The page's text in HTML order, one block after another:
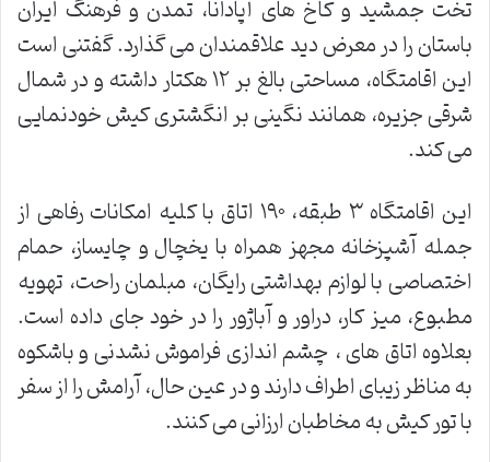
تخت جمشید و کاخ های آپادانا، تمدن و فرهنگ ایران
باستان را در معرض دید علاقمندان می گذارد. گفتنی است
این اقامتگاه، مساحتی بالغ بر ۱۲ هکتار داشته و در شمال
شرقی جزیره، همانند نگینی بر انگشتری کیش خودنمایی
می کند.
این اقامتگاه ۳ طبقه، ۱۹۰ اتاق با کلیه امکانات رفاهی از
جمله آشپزخانه مجهز همراه با یخچال و چایساز، حمام
اختصاصی با لوازم بهداشتی رایگان، مبلمان راحت، تهویه
مطبوع، میز کار، دراور و آباژور را در خود جای داده است.
بعلاوه اتاق های ، چشم اندازی فراموش نشدنی و باشکوه
به مناظر زیبای اطراف دارند و در عین حال، آرامش را از سفر
با تور کیش به مخاطبان ارزانی می کنند.